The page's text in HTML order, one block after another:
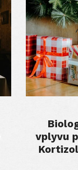
vplyvu